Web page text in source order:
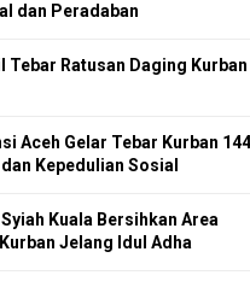
dan Peradaban
Tebar Ratusan Daging
Aceh Gelar Tebar Kurban
Kepedulian Sosial
Kuala Bersihkan Area
Jelang Idul Adha